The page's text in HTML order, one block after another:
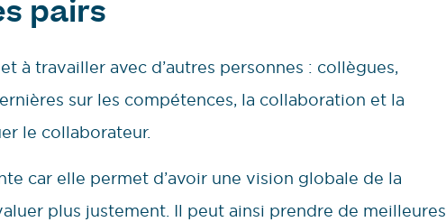
pairs
à travailler avec d’autres personnes : collègues,
sur les compétences, la collaboration et la
le collaborateur.
car elle permet d’avoir une vision globale de la
plus justement. Il peut ainsi prendre de meilleures